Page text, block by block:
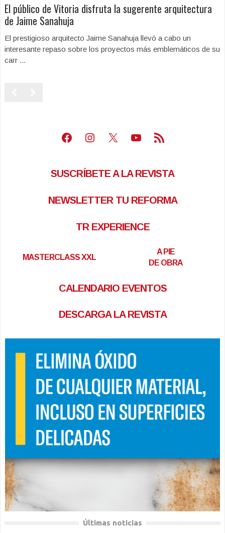
El público de Vitoria disfruta la sugerente arquitectura
de Jaime Sanahuja
El prestigioso arquitecto Jaime Sanahuja llevó a cabo un
interesante repaso sobre los proyectos más emblemáticos de su
carr ...
Facebook
Instagram
X Youtube
Feed RSS
SUSCRÍBETE A LA REVISTA
NEWSLETTER TU REFORMA
TR EXPERIENCE
MASTERCLASS XXL
A PIE
DE OBRA
CALENDARIO EVENTOS
DESCARGA LA REVISTA
Últimas noticias